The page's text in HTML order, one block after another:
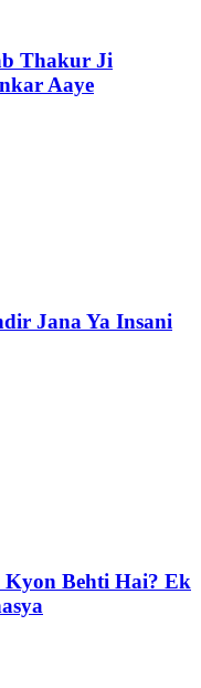
Thakur Ji
Aaye
Jana Ya Insani
Behti Hai? Ek